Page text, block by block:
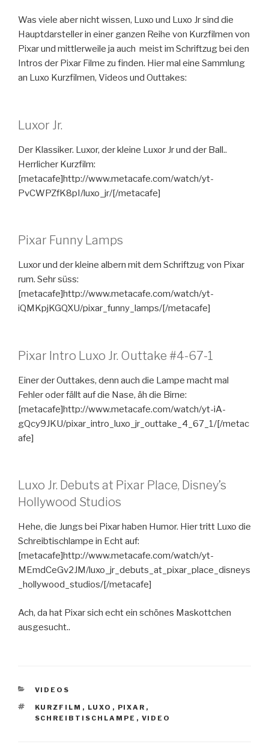
Was viele aber nicht wissen, Luxo und Luxo Jr sind die
Hauptdarsteller in einer ganzen Reihe von Kurzfilmen von
Pixar und mittlerweile ja auch meist im Schriftzug bei den
Intros der Pixar Filme zu finden. Hier mal eine Sammlung
an Luxo Kurzfilmen, Videos und Outtakes:
Luxor Jr.
Der Klassiker. Luxor, der kleine Luxor Jr und der Ball..
Herrlicher Kurzfilm:
[metacafe]http://www.metacafe.com/watch/yt-
PvCWPZfK8pI/luxo_jr/[/metacafe]
Pixar Funny Lamps
Luxor und der kleine albern mit dem Schriftzug von Pixar
rum. Sehr süss:
[metacafe]http://www.metacafe.com/watch/yt-
iQMKpjKGQXU/pixar_funny_lamps/[/metacafe]
Pixar Intro Luxo Jr. Outtake #4-67-1
Einer der Outtakes, denn auch die Lampe macht mal
Fehler oder fällt auf die Nase, äh die Birne:
[metacafe]http://www.metacafe.com/watch/yt-iA-
gQcy9JKU/pixar_intro_luxo_jr_outtake_4_67_1/[/metac
afe]
Luxo Jr. Debuts at Pixar Place, Disney’s
Hollywood Studios
Hehe, die Jungs bei Pixar haben Humor. Hier tritt Luxo die
Schreibtischlampe in Echt auf:
[metacafe]http://www.metacafe.com/watch/yt-
MEmdCeGv2JM/luxo_jr_debuts_at_pixar_place_disneys
_hollywood_studios/[/metacafe]
Ach, da hat Pixar sich echt ein schönes Maskottchen
ausgesucht..
KATEGORIEN
VIDEOS
SCHLAGWÖRTER
KURZFILM , LUXO , PIXAR ,
SCHREIBTISCHLAMPE , VIDEO